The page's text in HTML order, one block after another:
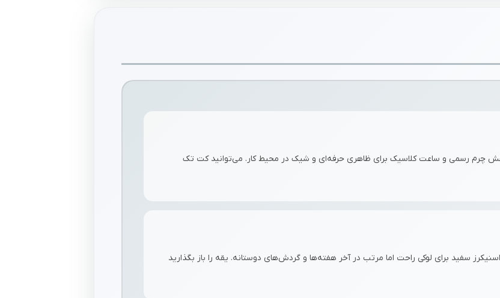
چرم رسمی و ساعت کلاسیک برای ظاهری حرفه‌ای و شیک در محیط کار. می‌توانید کت تک
سفید برای لوکی راحت اما مرتب در آخر هفته‌ها و گردش‌های دوستانه. یقه را باز بگذارید